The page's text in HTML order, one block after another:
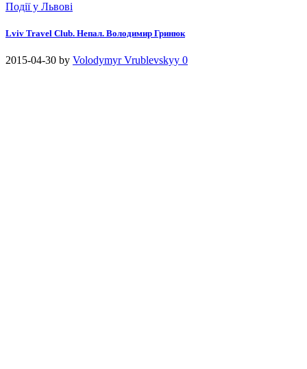
Події у Львові
Lviv Travel Club. Непал. Володимир Гринюк
2015-04-30 by Volodymyr Vrublevskyy 0